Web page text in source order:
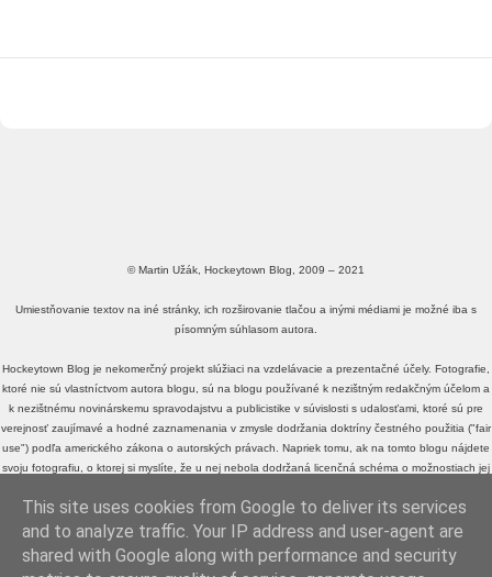
© Martin Užák, Hockeytown Blog, 2009 – 2021
Umiestňovanie textov na iné stránky, ich rozširovanie tlačou a inými médiami je možné iba s
písomným súhlasom autora.
Hockeytown Blog je nekomerčný projekt slúžiaci na vzdelávacie a prezentačné účely. Fotografie,
ktoré nie sú vlastníctvom autora blogu, sú na blogu používané k nezištným redakčným účelom a
k nezištnému novinárskemu spravodajstvu a publicistike v súvislosti s udalosťami, ktoré sú pre
verejnosť zaujímavé a hodné zaznamenania v zmysle dodržania doktríny čestného použitia ("fair
use") podľa amerického zákona o autorských právach. Napriek tomu, ak na tomto blogu nájdete
svoju fotografiu, o ktorej si myslíte, že u nej nebola dodržaná licenčná schéma o možnostiach jej
čestného použitia ("fair use") podľa amerického zákona o autorských právach, a neželáte si, aby
sa na tomto blogu ďalej zobrazovala,kontaktujte ma, prosím.
This site uses cookies from Google to deliver its services
and to analyze traffic. Your IP address and user-agent are
shared with Google along with performance and security